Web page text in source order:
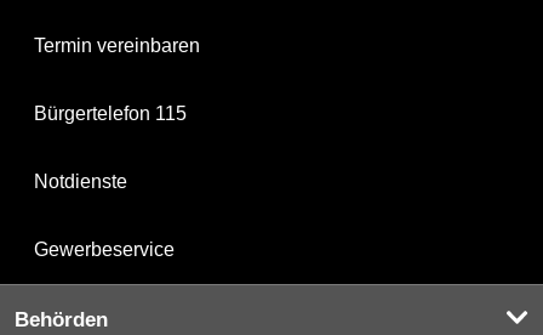
Termin vereinbaren
Bürgertelefon 115
Notdienste
Gewerbeservice
Behörden